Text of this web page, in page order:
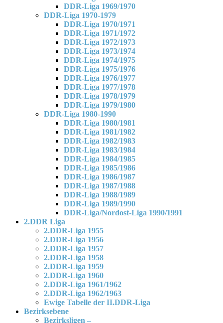
DDR-Liga 1969/1970
DDR-Liga 1970-1979
DDR-Liga 1970/1971
DDR-Liga 1971/1972
DDR-Liga 1972/1973
DDR-Liga 1973/1974
DDR-Liga 1974/1975
DDR-Liga 1975/1976
DDR-Liga 1976/1977
DDR-Liga 1977/1978
DDR-Liga 1978/1979
DDR-Liga 1979/1980
DDR-Liga 1980-1990
DDR-Liga 1980/1981
DDR-Liga 1981/1982
DDR-Liga 1982/1983
DDR-Liga 1983/1984
DDR-Liga 1984/1985
DDR-Liga 1985/1986
DDR-Liga 1986/1987
DDR-Liga 1987/1988
DDR-Liga 1988/1989
DDR-Liga 1989/1990
DDR-Liga/Nordost-Liga 1990/1991
2.DDR Liga
2.DDR-Liga 1955
2.DDR-Liga 1956
2.DDR-Liga 1957
2.DDR-Liga 1958
2.DDR-Liga 1959
2.DDR-Liga 1960
2.DDR-Liga 1961/1962
2.DDR-Liga 1962/1963
Ewige Tabelle der II.DDR-Liga
Bezirksebene
Bezirksligen –